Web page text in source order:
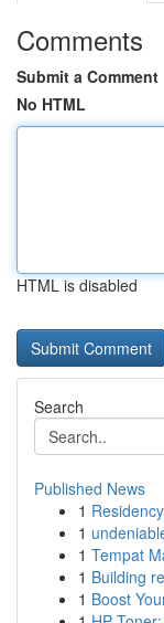
Comments
Submit a Comment
No HTML
HTML is disabled
Search
Published News
1
1
1 Tempat
1 Building
1 Boost